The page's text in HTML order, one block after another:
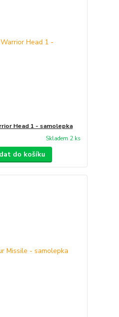
Head 1 - samolepka
Skladem 2 ks
do košíku